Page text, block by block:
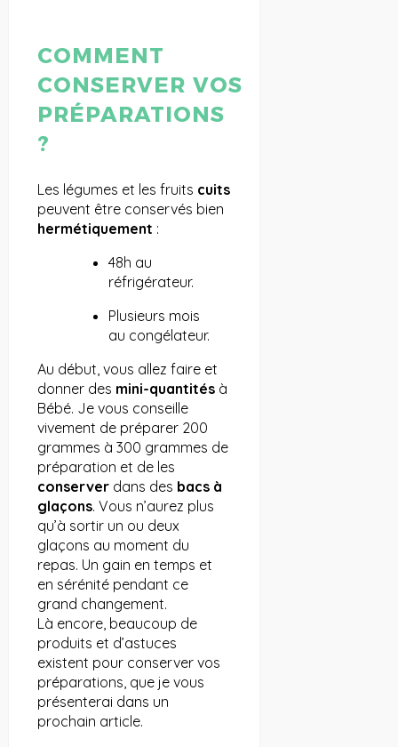
COMMENT
CONSERVER VOS
PRÉPARATIONS
?
Les légumes et les fruits cuits
peuvent être conservés bien
hermétiquement :
48h au
réfrigérateur.
Plusieurs mois
au congélateur.
Au début, vous allez faire et
donner des mini-quantitésà
Bébé. Je vous conseille
vivement de préparer 200
grammes à 300 grammes de
préparation et de les
conserverdans des bacs à
glaçons. Vous n’aurez plus
qu’à sortir un ou deux
glaçons au moment du
repas. Un gain en temps et
en sérénité pendant ce
grand changement.
Là encore, beaucoup de
produits et d’astuces
existent pour conserver vos
préparations, que je vous
présenterai dans un
prochain article.